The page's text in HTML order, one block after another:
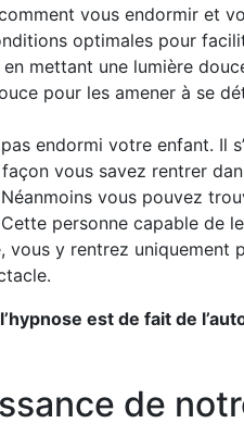
vous endormir et
optimales pour
en mettant une lumière
pour les amener à se
pas endormi votre enfant. Il
vous savez rentrer
vous pouvez
personne capable de
vous y rentrez uniquement
est de fait de
de